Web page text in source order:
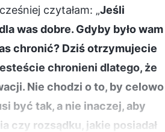
czytałam: „Jeśli
was dobre. Gdyby było wam
chronić? Dziś otrzymujecie
chronieni dlatego, że
Nie chodzi o to, by celowo
być tak, a nie inaczej, aby
czy rozsądku, jakie posiadał